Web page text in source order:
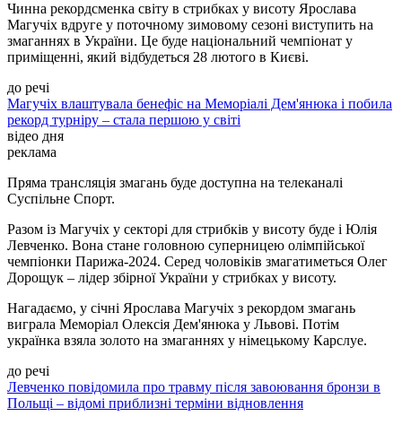
Чинна рекордсменка світу в стрибках у висоту Ярослава
Магучіх вдруге у поточному зимовому сезоні виступить на
змаганнях в України. Це буде національний чемпіонат у
приміщенні, який відбудеться 28 лютого в Києві.
до речі
Магучіх влаштувала бенефіс на Меморіалі Дем'янюка і побила
рекорд турніру – стала першою у світі
відео дня
реклама
Пряма трансляція змагань буде доступна на телеканалі
Суспільне Спорт.
Разом із Магучіх у секторі для стрибків у висоту буде і Юлія
Левченко. Вона стане головною суперницею олімпійської
чемпіонки Парижа-2024. Серед чоловіків змагатиметься Олег
Дорощук – лідер збірної України у стрибках у висоту.
Нагадаємо, у січні Ярослава Магучіх з рекордом змагань
виграла Меморіал Олексія Дем'янюка у Львові. Потім
українка взяла золото на змаганнях у німецькому Карслуе.
до речі
Левченко повідомила про травму після завоювання бронзи в
Польщі – відомі приблизні терміни відновлення